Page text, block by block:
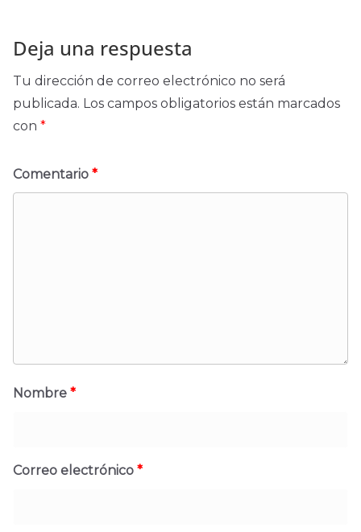
Deja una respuesta
Tu dirección de correo electrónico no será
publicada. Los campos obligatorios están marcados
con *
Comentario *
Nombre *
Correo electrónico *